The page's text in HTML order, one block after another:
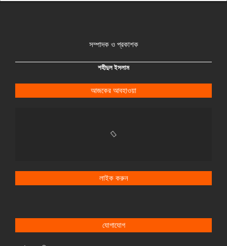
সম্পাদক ও প্রকাশক
শহীদুল ইসলাম
আজকের আবহাওয়া
লাইক করুন
যোগাযোগ